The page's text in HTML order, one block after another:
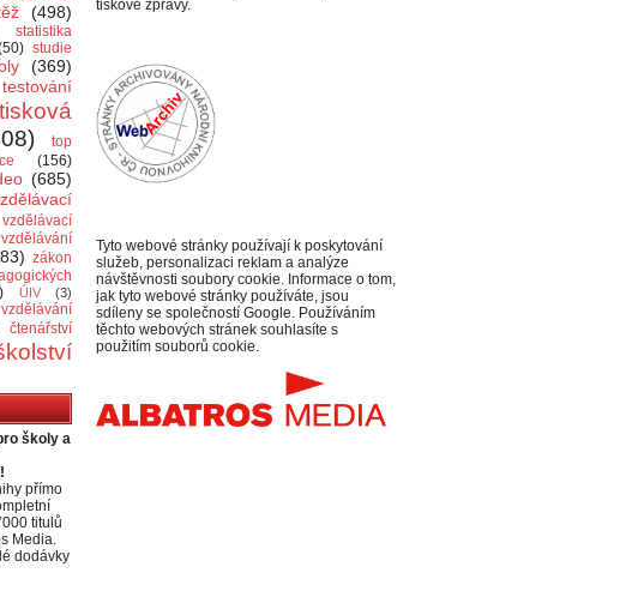
(498)
statistika
studie
(369)
testování
tisková
top
(156)
(685)
vzdělávací
vzdělávání
zákon
ÚIV (3)
čtenářství
školy a
přímo
titulů
Media.
dodávky
tiskové zprávy.
Tyto webové stránky používají k poskytování
služeb, personalizaci reklam a analýze
návštěvnosti soubory cookie. Informace o tom,
jak tyto webové stránky používáte, jsou
sdíleny se společností Google. Používáním
těchto webových stránek souhlasíte s
použitím souborů cookie.